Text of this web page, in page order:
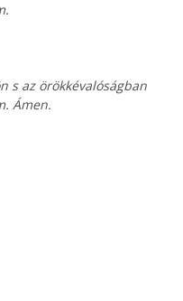
s az örökkévalóságban
Ámen.